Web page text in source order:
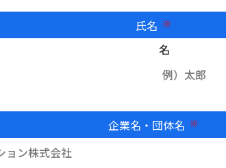
氏名
名
企業名・団体名